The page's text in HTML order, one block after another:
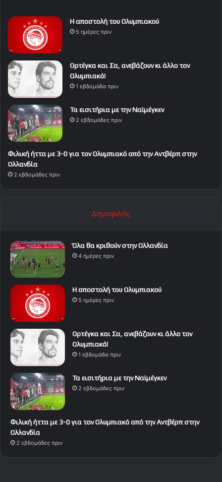
Η αποστολή του Ολυμπιακού
5 ημέρες πριν
Ορτέγκα και Σα, ανεβάζουν κι άλλο τον
Ολυμπιακό!
1 εβδομάδα πριν
Τα εισιτήρια με την Ναϊμέγκεν
2 εβδομάδες πριν
Φιλική ήττα με 3-0 για τον Ολυμπιακό από την Αντβέρπ στην
Ολλανδία
2 εβδομάδες πριν
Δημοφιλής
Όλα θα κριθούν στην Ολλανδία
4 ημέρες πριν
Η αποστολή του Ολυμπιακού
5 ημέρες πριν
Ορτέγκα και Σα, ανεβάζουν κι άλλο τον
Ολυμπιακό!
1 εβδομάδα πριν
Τα εισιτήρια με την Ναϊμέγκεν
2 εβδομάδες πριν
Φιλική ήττα με 3-0 για τον Ολυμπιακό από την Αντβέρπ στην
Ολλανδία
2 εβδομάδες πριν